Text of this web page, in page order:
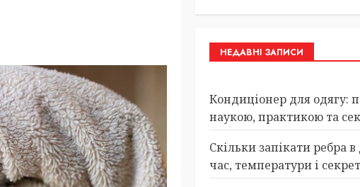
НЕДАВНІ ЗАПИСИ
Кондиціонер для одягу:
наукою, практикою та
Скільки запікати ребра
час, температури і